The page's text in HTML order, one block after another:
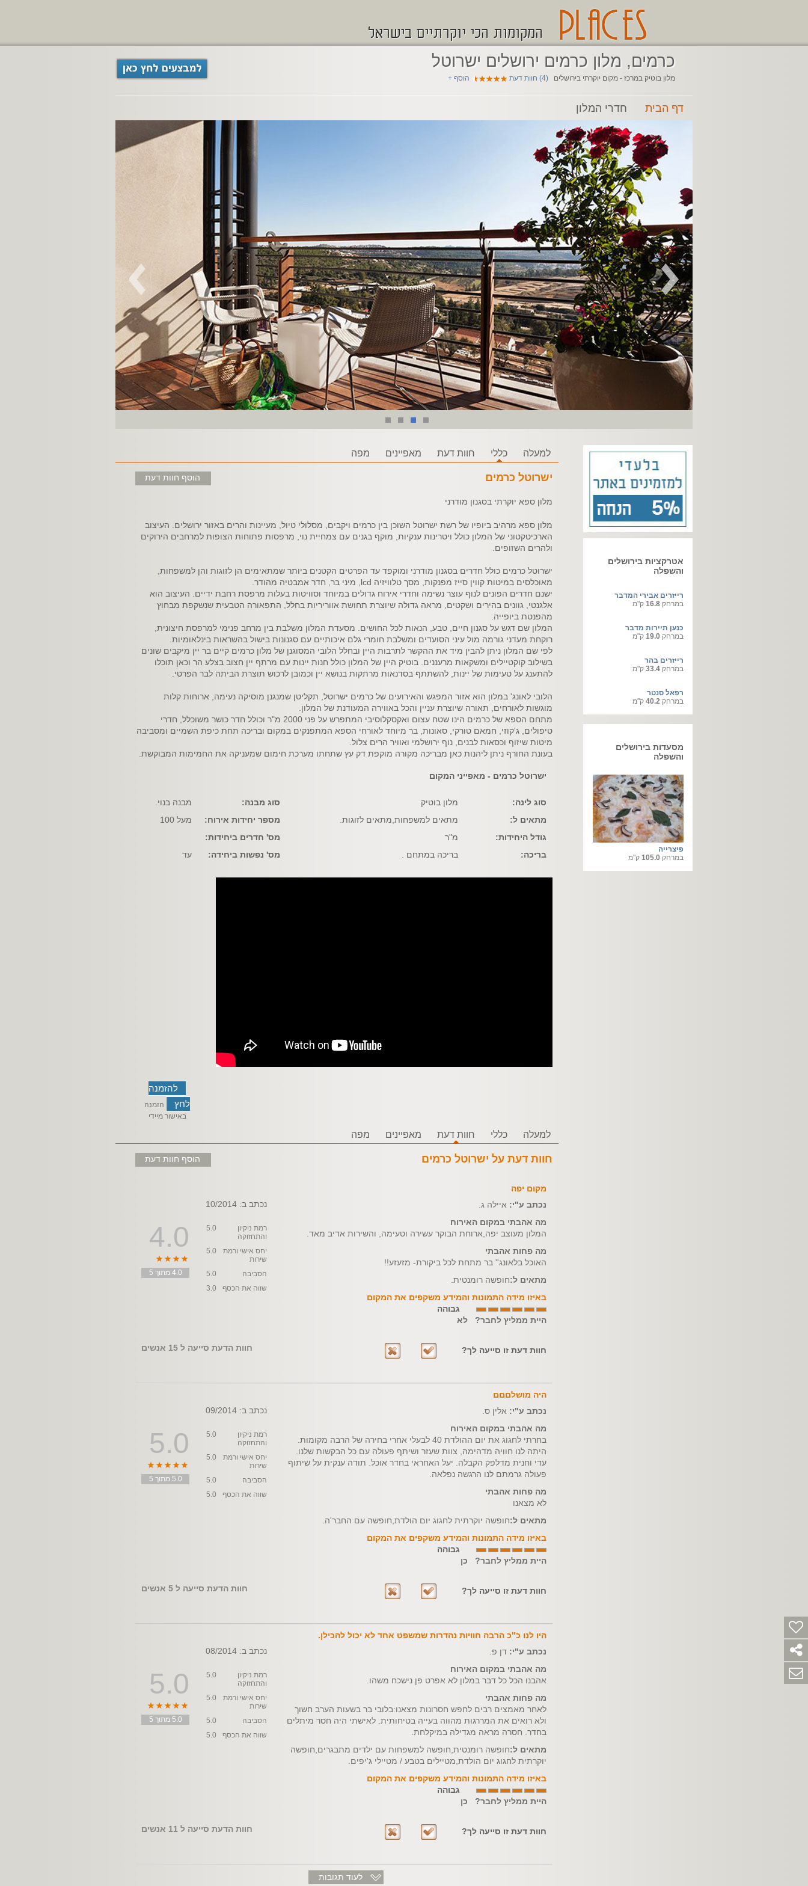
המקומות הכי יוקרתיים בישראל
כרמים, מלון כרמים ירושלים ישרוטל
מלון בוטיק במרכז - מקום יוקרתי בירושלים (4) חוות דעת הוסף +
דף הבית חדרי המלון
5
אטרקציות בירושלים
והשפלה
רייזרים אבירי המדבר
במרחק 16.8 ק"מ
כנען תיירות מדבר
במרחק 19.0 ק"מ
רייזרים בהר
במרחק 33.4 ק"מ
רפאל סנטר
במרחק 40.2 ק"מ
מסעדות בירושלים
והשפלה
פיצרייה
במרחק 105.0 ק"מ
למעלה כללי חוות דעת מאפיינים מפה
ישרוטל כרמים הוסף חוות דעת
מלון ספא יוקרתי בסגנון מודרני
מלון ספא מרהיב ביופיו של רשת ישרוטל השוכן בין כרמים ויקבים, מסלולי טיול, מעיינות והרים באזור ירושלים. העיצוב
הארכיטקטוני של המלון כולל ויטרינות ענקיות, מוקף בגנים עם צמחיית נוי, מרפסות פתוחות הצופות למרחבים הירוקים
ולהרים השזופים.
ישרוטל כרמים כולל חדרים בסגנון מודרני ומוקפד עד הפרטים הקטנים ביותר שמתאימים הן לזוגות והן למשפחות,
מאוכלסים במיטות קווין סייז מפנקות, מסך טלוויזיה lcd , מיני בר, חדר אמבטיה מהודר.
ישנם חדרים הפונים לנוף עוצר נשימה וחדרי אירוח גדולים במיוחד וסוויטות בעלות מרפסת רחבת ידיים. העיצוב הוא
אלגנטי, גוונים בהירים ושקטים, מראה גדולה שיוצרת תחושת אווריריות בחלל, התפאורה הטבעית שנשקפת מבחוץ
מהפנטת ביופייה.
המלון שם דגש על סגנון חיים, טבע, הנאות לכל החושים. מסעדת המלון משלבת בין מרחב פנימי למרפסת חיצונית,
רוקחת מעדני גורמה מול עיני הסועדים ומשלבת חומרי גלם איכותיים עם סגנונות בישול בהשראות בינלאומיות.
לפי שם המלון ניתן להבין מיד את ההקשר לתרבות היין ובחלל הלובי המסוגנן של מלון כרמים קיים בר יין מיקבים שונים
בשילוב קוקטיילים ומשקאות מרעננים. בוטיק היין של המלון כולל חנות יינות עם מרתף יין חצוב בצלע הר וכאן תוכלו
להתענג על טעימות של יינות, להשתתף בסדנאות מרתקות בנושא יין וכמובן לרכוש תוצרת הביתה לבר הפרטי.
הלובי לאונג' במלון הוא אזור המפגש והאירועים של כרמים ישרוטל, תקליטן שמנגנן מוסיקה נעימה, ארוחות קלות
מוגשות לאורחים, תאורה שיוצרת עניין והכל באווירה המעודנת של המלון.
מתחם הספא של כרמים הינו שטח עצום ואקסקלוסיבי המתפרש על פני 2000 מ"ר וכולל חדר כושר משוכלל, חדרי
טיפולים, ג'קוזי, חמאם טורקי, סאונות, בר מיוחד לאורחי הספא המתפנקים במקום ובריכה תחת כיפת השמיים ומסביבה
מיטות שיזוף וכסאות לבנים, נוף ירושלמי ואוויר הרים צלול.
בעונת החורף ניתן ליהנות כאן מבריכה מקורה מוקפת דק עץ שתחתו מערכת חימום שמעניקה את החמימות המבוקשת.
ישרוטל כרמים - מאפייני המקום
סוג לינה: מלון בוטיק סוג מבנה:
מבנה בנוי.
מתאים ל:
מתאים למשפחות,מתאים לזוגות. מספר יחידות אירוח:
מעל 100
גודל היחידות:
מ"ר
מס' חדרים ביחידות:
בריכה:
בריכה במתחם . מס' נפשות ביחידה: עד
להזמנה
לחץ
הזמנה
באישור מיידי
למעלה כללי חוות דעת מאפיינים מפה
חוות דעת על ישרוטל כרמים הוסף חוות דעת
מקום יפה
נכתב ע"י: איילה ג.
מה אהבתי במקום האירוח
המלון מעוצב יפה,ארוחת הבוקר עשירה וטעימה, והשירות אדיב מאד.
מה פחות אהבתי
האוכל בלאונג'' בר מתחת לכל ביקורת- מזעזע!!
מתאים ל:חופשה רומנטית.
באיזו מידה התמונות והמידע משקפים את המקום
גבוהה
היית ממליץ לחבר? לא
נכתב ב: 10/2014
4.0
4.0 מתוך 5
רמת ניקיון
והתחזוקה
5.0
יחס אישי ורמת
שירות
5.0
הסביבה
5.0
שווה את הכסף
3.0
חוות הדעת סייעה ל 15 אנשים חוות דעת זו סייעה לך?
היה מושלםםם
נכתב ע"י: אלין ס.
מה אהבתי במקום האירוח
בחרתי לחגוג את יום ההולדת 40 לבעלי אחרי בחירה של הרבה מקומות.
היתה לנו חוויה מדהימה, צוות שעזר ושיתף פעולה עם כל הבקשות שלנו.
עדי וחנית מדלפק הקבלה. יעל האחראי בחדר אוכל. תודה ענקית על שיתוף
פעולה גרמתם לנו הרגשה נפלאה.
מה פחות אהבתי
לא מצאנו
מתאים ל:חופשה יוקרתית לחגוג יום הולדת,חופשה עם החבר'ה.
באיזו מידה התמונות והמידע משקפים את המקום
גבוהה
היית ממליץ לחבר? כן
נכתב ב: 09/2014
5.0
5.0 מתוך 5
רמת ניקיון
והתחזוקה
5.0
יחס אישי ורמת
שירות
5.0
הסביבה
5.0
שווה את הכסף
5.0
חוות הדעת סייעה ל 5 אנשים חוות דעת זו סייעה לך?
היו לנו כ"כ הרבה חוויות נהדרות שמשפט אחד לא יכול להכילן.
נכתב ע"י: דן פ.
מה אהבתי במקום האירוח
אהבנו הכל כל דבר במלון לא אפרט פן נישכח משהו.
מה פחות אהבתי
לאחר מאמצים רבים לחפש חסרונות מצאנו:בלובי בר בשעות הערב חשוך
ולא רואים את המררגות מהווה בעייה בטיחותית. לאישתי היה חסר מיתלים
בחדר. חסרה מראה מגדילה במיקלחת.
מתאים ל:חופשה רומנטית,חופשה למשפחות עם ילדים מתבגרים,חופשה
יוקרתית לחגוג יום הולדת,מטיילים בטבע / מטיילי ג'יפים.
באיזו מידה התמונות והמידע משקפים את המקום
גבוהה
היית ממליץ לחבר? כן
נכתב ב: 08/2014
5.0
5.0 מתוך 5
רמת ניקיון
והתחזוקה
5.0
יחס אישי ורמת
שירות
5.0
הסביבה
5.0
שווה את הכסף
5.0
חוות הדעת סייעה ל 11 אנשים חוות דעת זו סייעה לך?
לעוד תגובות